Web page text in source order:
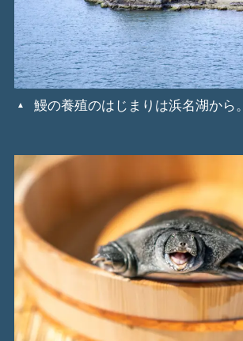
鰻の養殖のはじまりは浜名湖から。